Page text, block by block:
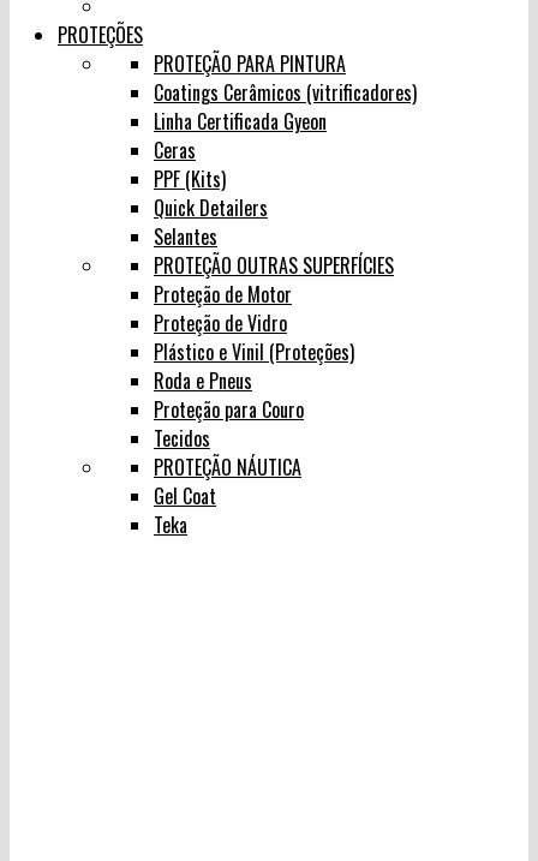
PROTEÇÕES
PROTEÇÃO PARA PINTURA
Coatings Cerâmicos (vitrificadores)
Linha Certificada Gyeon
Ceras
PPF (Kits)
Quick Detailers
Selantes
PROTEÇÃO OUTRAS SUPERFÍCIES
Proteção de Motor
Proteção de Vidro
Plástico e Vinil (Proteções)
Roda e Pneus
Proteção para Couro
Tecidos
PROTEÇÃO NÁUTICA
Gel Coat
Teka